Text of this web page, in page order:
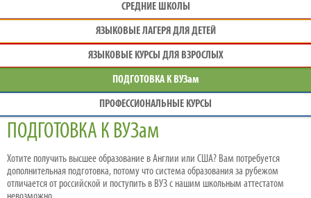
СРЕДНИЕ ШКОЛЫ
ЯЗЫКОВЫЕ ЛАГЕРЯ ДЛЯ ДЕТЕЙ
ЯЗЫКОВЫЕ КУРСЫ ДЛЯ ВЗРОСЛЫХ
ПОДГОТОВКА К ВУЗам
ПРОФЕССИОНАЛЬНЫЕ КУРСЫ
ПОДГОТОВКА К ВУЗам
Хотите получить высшее образование в Англии или США? Вам потребуется
дополнительная подготовка, потому что система образования за рубежом
отличается от российской и поступить в ВУЗ с нашим школьным аттестатом